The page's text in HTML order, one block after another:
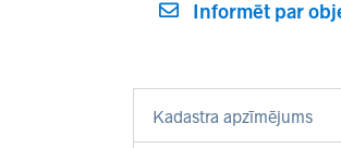
Informēt par
Kadastra apzīmējums